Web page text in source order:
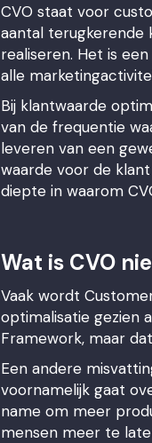
CVO staat voor
aantal terugkerende
realiseren. Het is
alle
Bij klantwaarde
van de frequentie
leveren van een
waarde voor de
diepte in waarom
Wat is CVO
Vaak wordt
optimalisatie gezien
Framework, maar
Een andere
voornamelijk gaat
name om meer
mensen meer te